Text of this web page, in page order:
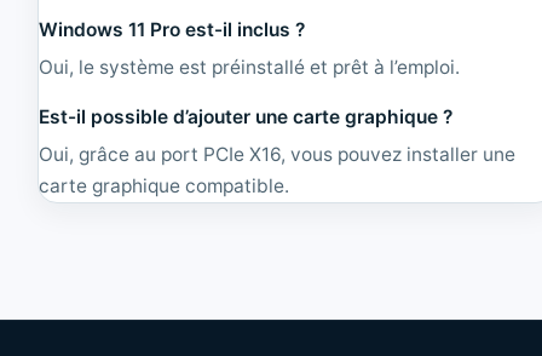
Windows 11 Pro est-il inclus ?
Oui, le système est préinstallé et prêt à l’emploi.
Est-il possible d’ajouter une carte graphique ?
Oui, grâce au port PCIe X16, vous pouvez installer une
carte graphique compatible.